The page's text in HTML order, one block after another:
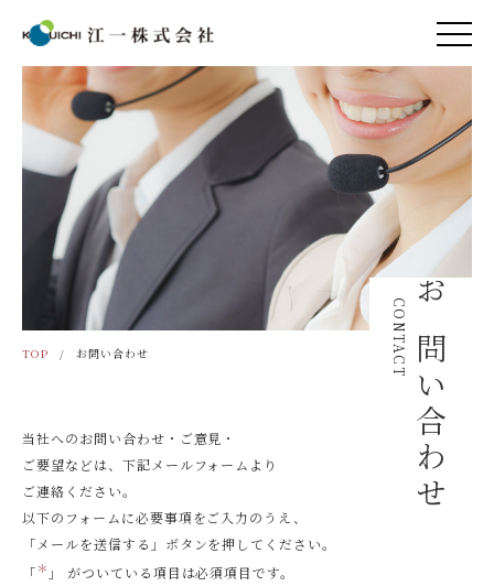
お問い合わせ
CONTACT
TOP お問い合わせ
当社へのお問い合わせ・ご意見・
ご要望などは、下記メールフォームより
ご連絡ください。
以下のフォームに必要事項をご入力のうえ、
「メールを送信する」ボタンを押してください。
「 ＊ 」 がついている項目は必須項目です。